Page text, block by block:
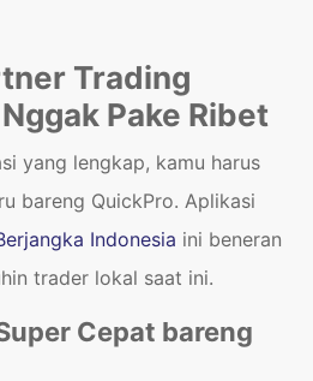
Trading
Pake Ribet
yang lengkap, kamu harus
bareng QuickPro. Aplikasi
Indonesia ini beneran
trader lokal saat ini.
Cepat bareng